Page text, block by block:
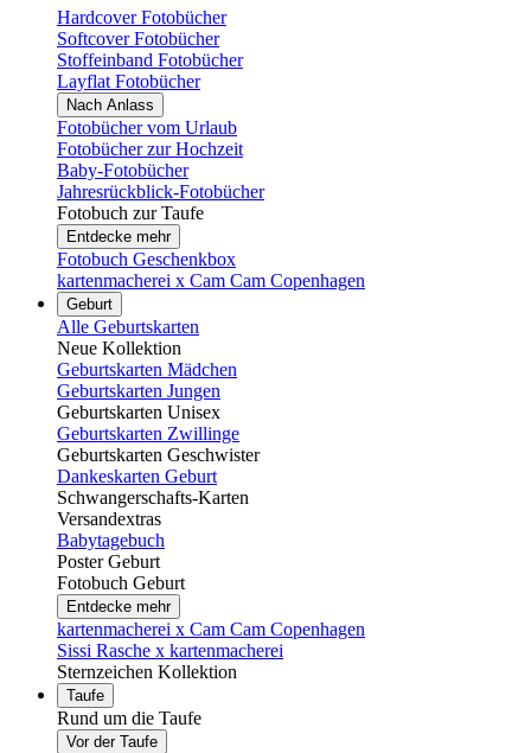
Hardcover Fotobücher
Softcover Fotobücher
Stoffeinband Fotobücher
Layflat Fotobücher
Nach Anlass
Fotobücher vom Urlaub
Fotobücher zur Hochzeit
Baby-Fotobücher
Jahresrückblick-Fotobücher
Fotobuch zur Taufe
Entdecke mehr
Fotobuch Geschenkbox
kartenmacherei x Cam Cam Copenhagen
Geburt
Alle Geburtskarten
Neue Kollektion
Geburtskarten Mädchen
Geburtskarten Jungen
Geburtskarten Unisex
Geburtskarten Zwillinge
Geburtskarten Geschwister
Dankeskarten Geburt
Schwangerschafts-Karten
Versandextras
Babytagebuch
Poster Geburt
Fotobuch Geburt
Entdecke mehr
kartenmacherei x Cam Cam Copenhagen
Sissi Rasche x kartenmacherei
Sternzeichen Kollektion
Taufe
Rund um die Taufe
Vor der Taufe